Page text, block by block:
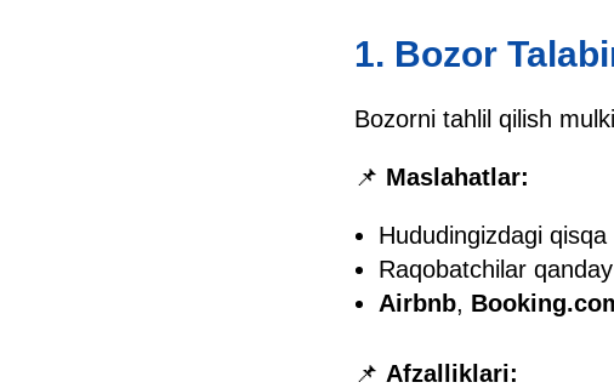
1. Bozor
Bozorni tahlil qilish
📌 Maslahatlar:
Hududingizdagi
Raqobatchilar
Airbnb,
📌 Afzalliklari: